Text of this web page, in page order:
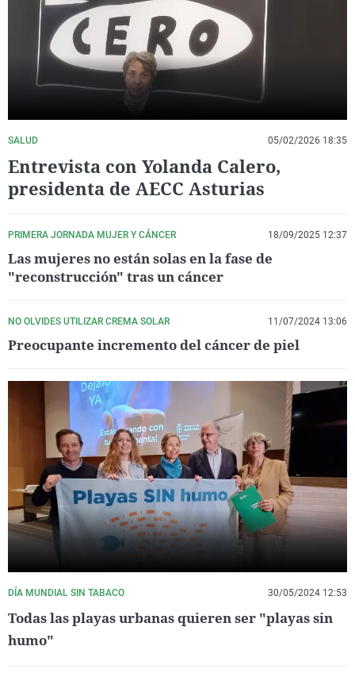
La rosa de los vientos
Gente viajera
Como el perro y el
Caso
Retornados
Equipo de
Operación Viuda
Extremadura
Galicia
La Rioja
Navarra
País Vasco
Virales
Televisión
Elecciones
SALUD 05/02/2026 18:35
Entrevista con Yolanda Calero,
presidenta de AECC Asturias
PRIMERA JORNADA MUJER Y CÁNCER 18/09/2025 12:37
Las mujeres no están solas en la fase de
"reconstrucción" tras un cáncer
NO OLVIDES UTILIZAR CREMA SOLAR 11/07/2024 13:06
Preocupante incremento del cáncer de piel
DÍA MUNDIAL SIN TABACO 30/05/2024 12:53
Todas las playas urbanas quieren ser "playas sin
humo"